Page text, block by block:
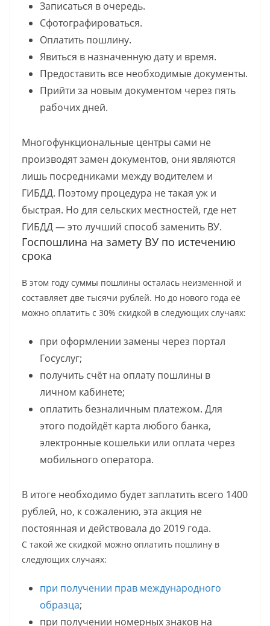
Записаться в очередь.
Сфотографироваться.
Оплатить пошлину.
Явиться в назначенную дату и время.
Предоставить все необходимые документы.
Прийти за новым документом через пять
рабочих дней.
Многофункциональные центры сами не
производят замен документов, они являются
лишь посредниками между водителем и
ГИБДД. Поэтому процедура не такая уж и
быстрая. Но для сельских местностей, где нет
ГИБДД — это лучший способ заменить ВУ.
Госпошлина на замету ВУ по истечению
срока
В этом году суммы пошлины осталась неизменной и
составляет две тысячи рублей. Но до нового года её
можно оплатить с 30% скидкой в следующих случаях:
при оформлении замены через портал
Госуслуг;
получить счёт на оплату пошлины в
личном кабинете;
оплатить безналичным платежом. Для
этого подойдёт карта любого банка,
электронные кошельки или оплата через
мобильного оператора.
В итоге необходимо будет заплатить всего 1400
рублей, но, к сожалению, эта акция не
постоянная и действовала до 2019 года.
С такой же скидкой можно оплатить пошлину в
следующих случаях:
при получении прав международного
образца;
при получении номерных знаков на